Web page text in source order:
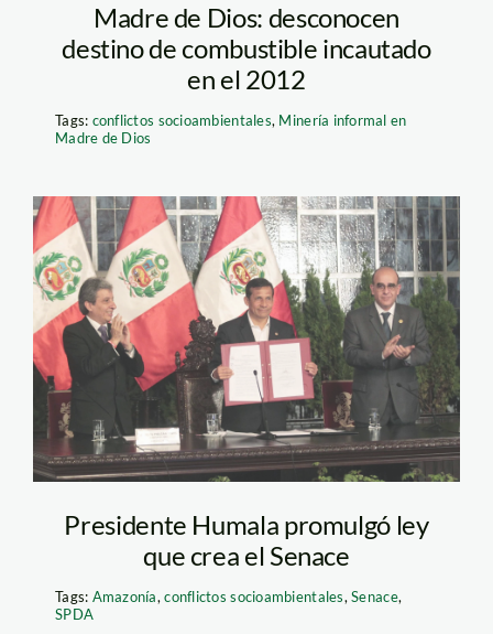
Madre de Dios: desconocen
destino de combustible incautado
en el 2012
Tags: conflictos socioambientales, Minería informal en
Madre de Dios
Presidente Humala promulgó ley
que crea el Senace
Tags: Amazonía,conflictos socioambientales,Senace,
SPDA